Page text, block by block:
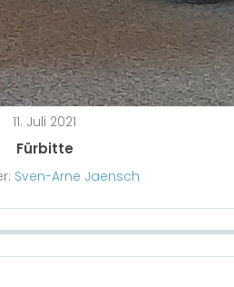
11. Juli 2021
Fürbitte
Sven-Arne Jaensch